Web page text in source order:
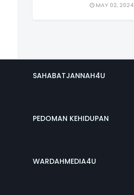
MAY 02, 2024
SAHABATJANNAH4U
PEDOMAN KEHIDUPAN
WARDAHMEDIA4U